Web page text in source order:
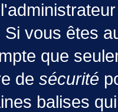
vous êtes
que
de sécurité
balises